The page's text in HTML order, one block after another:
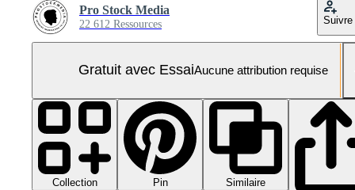
Pro Stock Media
22 612 Ressources Suivre
Gratuit avec EssaiAucune attribution requise
Collection Pin
Similaire